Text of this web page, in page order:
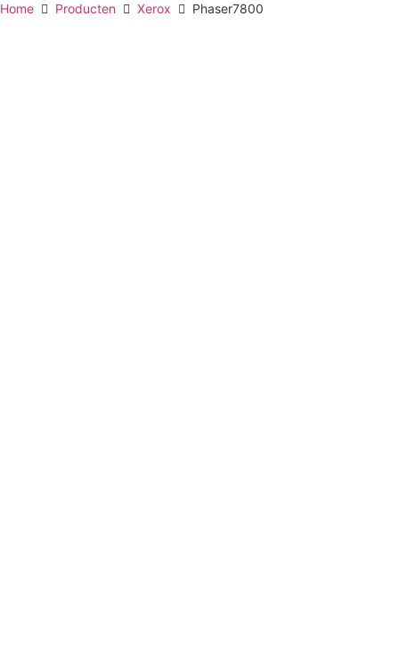
Home Producten Xerox Phaser7800